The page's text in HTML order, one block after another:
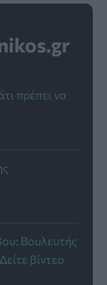
πρέπει να
Βουλευτής
βίντεο